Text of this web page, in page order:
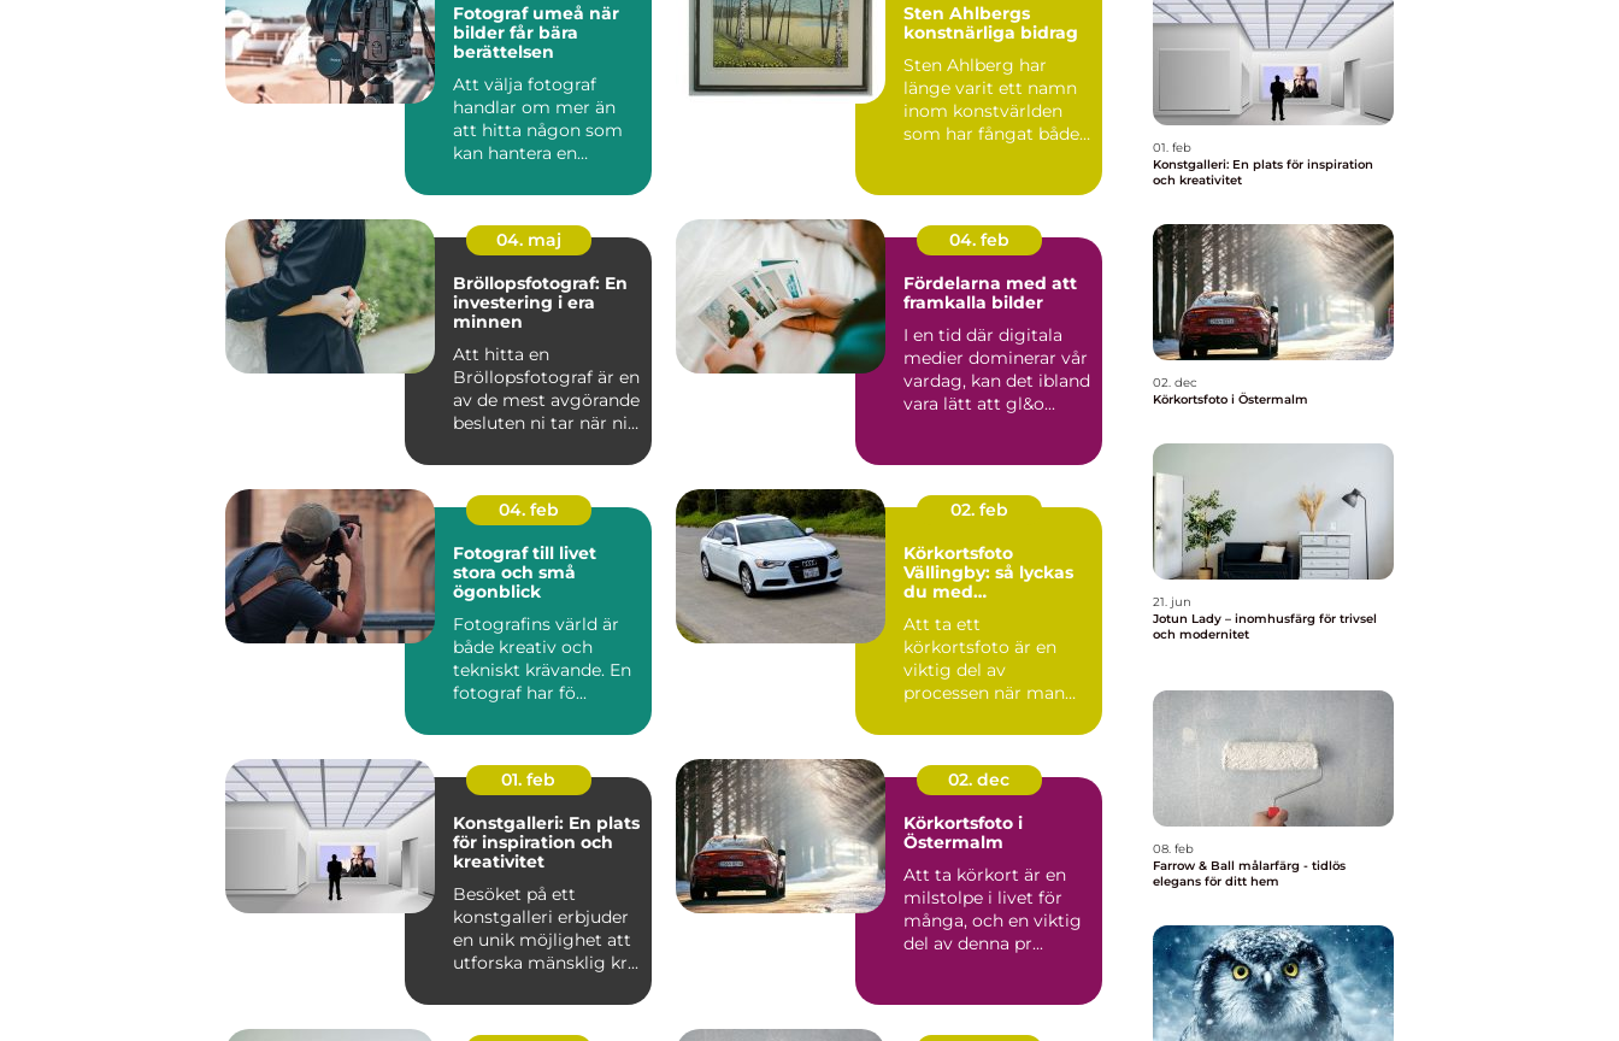
Fotograf umeå när
bilder får bära
berättelsen
Att välja fotograf
handlar om mer än
att hitta någon som
kan hantera en
handlar de...
Sten Ahlbergs
konstnärliga bidrag
Sten Ahlberg har
länge varit ett namn
inom konstvärlden
som har fångat både
04. maj
Bröllopsfotograf: En
investering i era
minnen
Att hitta en
Bröllopsfotograf är en
av de mest avgörande
besluten ni tar när ni
04. feb
Fördelarna med att
framkalla bilder
I en tid där digitala
medier dominerar vår
vardag, kan det ibland
vara lätt att gl&o...
04. feb
Fotograf till livet
stora och små
ögonblick
Fotografins värld är
både kreativ och
tekniskt krävande. En
fotograf har fö...
02. feb
Körkortsfoto
Vällingby: så lyckas
du med
Att ta ett
körkortsfoto är en
viktig del av
processen när man
k&o...
01. feb
Konstgalleri: En plats
för inspiration och
kreativitet
Besöket på ett
konstgalleri erbjuder
en unik möjlighet att
utforska mänsklig kr...
02. dec
Körkortsfoto i
Östermalm
Att ta körkort är en
milstolpe i livet för
många, och en viktig
del av denna pr...
01. feb
Konstgalleri: En plats för inspiration
och kreativitet
02. dec
Körkortsfoto i Östermalm
21. jun
Jotun Lady – inomhusfärg för trivsel
och modernitet
08. feb
Farrow & Ball målarfärg - tidlös
elegans för ditt hem